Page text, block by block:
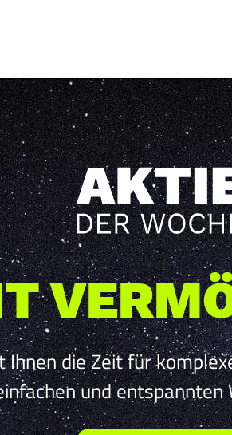
Ihnen die Zeit für
und